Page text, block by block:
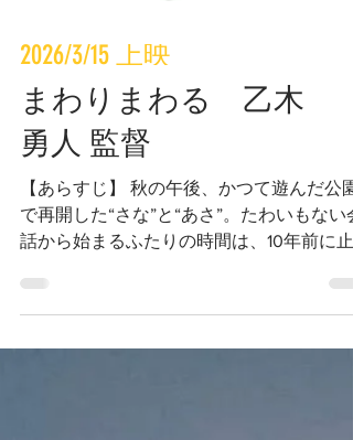
まわりまわる 乙木
勇人 監督
【あらすじ】 秋の午後、かつて遊んだ公園
で再開した“さな”と“あさ”。たわいもない
った記憶を回しはじめる。定点ワンカット
描く、ふたりと、ふたつの「告白」の物語